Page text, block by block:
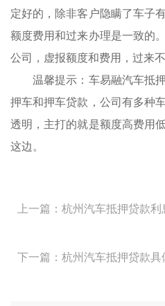
定好的，除非客户隐瞒了车子
额度费用和过来办理是一致的
公司，虚报额度和费用，过来
温馨提示：车易融汽车抵押
押车和押车贷款，公司有多种
透明，主打的就是额度高费用
这边。